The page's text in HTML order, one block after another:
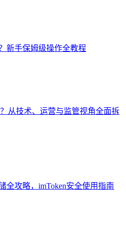
新手保姆级操作全教程
从技术、运营与监管视角全面拆
全攻略，imToken安全使用指南